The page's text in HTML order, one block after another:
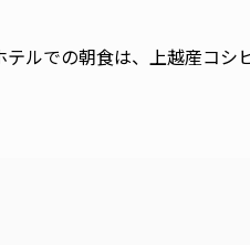
テルでの朝食は、上越産コシ